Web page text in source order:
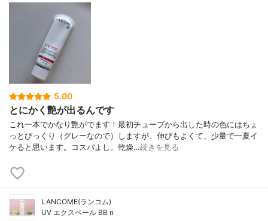
5.00
とにかく艶が出るんです
これ一本でかなり艶がでます！最初チューブから出した時の色にはちょ
っとびっくり（グレーなので）しますが、伸びもよくて、少量で一夏イ
ケると思います。コスパよし。乾燥…続きを見る
LANCOME(ランコム)
UV エクスペール BB n